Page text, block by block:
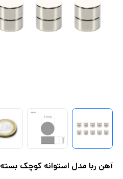
آهن ربا مدل استوانه کوچک بسته 20 عددی